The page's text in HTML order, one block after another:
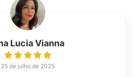
Lucia Vianna
25 de julho de 2025